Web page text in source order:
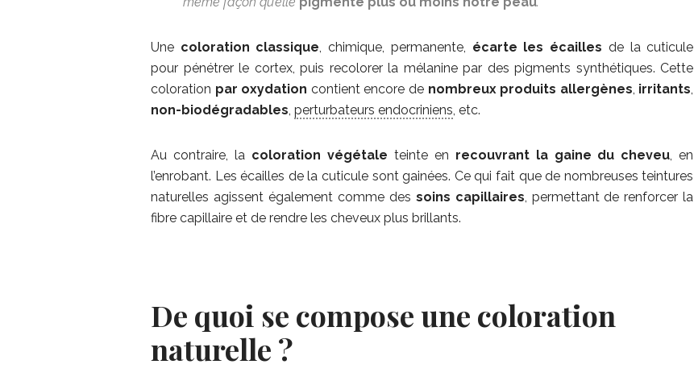
Une coloration classique, chimique, permanente, écarte les écailles de la cuticule
pour pénétrer le cortex, puis recolorer la mélanine par des pigments synthétiques. Cette
coloration par oxydation contient encore de nombreux produits allergènes, irritants,
non-biodégradables, perturbateurs endocriniens, etc.
Au contraire, la coloration végétale teinte en recouvrant la gaine du cheveu, en
l’enrobant. Les écailles de la cuticule sont gainées. Ce qui fait que de nombreuses teintures
naturelles agissent également comme des soins capillaires, permettant de renforcer la
fibre capillaire et de rendre les cheveux plus brillants.
De quoi se compose une coloration
naturelle ?